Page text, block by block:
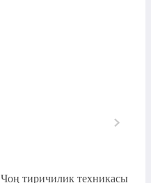
Чоң тиричилик техникасы